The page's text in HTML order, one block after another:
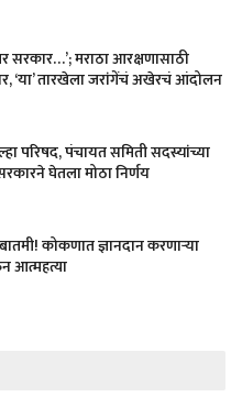
सरकार…’; मराठा आरक्षणासाठी
‘या’ तारखेला जरांगेंचं अखेरचं आंदोलन
परिषद, पंचायत समिती सदस्यांच्या
घेतला मोठा निर्णय
कोकणात ज्ञानदान करणाऱ्या
आत्महत्या